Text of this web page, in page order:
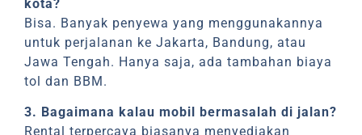
kota?
Bisa. Banyak penyewa yang menggunakannya
untuk perjalanan ke Jakarta, Bandung, atau
Jawa Tengah. Hanya saja, ada tambahan biaya
tol dan BBM.
3. Bagaimana kalau mobil bermasalah di jalan?
Rental terpercaya biasanya menyediakan